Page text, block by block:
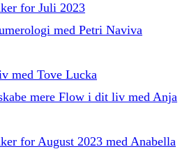
for Juli 2023
med Petri Naviva
med Tove Lucka
mere Flow i dit liv med Anja
for August 2023 med Anabella